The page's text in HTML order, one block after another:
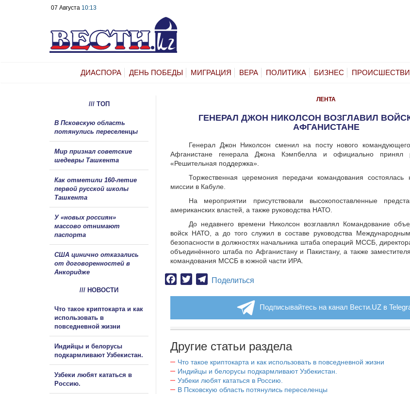
07 Августа 10:13
ДИАСПОРА ДЕНЬ ПОБЕДЫ МИГРАЦИЯ ВЕРА ПОЛИТИКА БИЗНЕС
ЛЕНТА
ГЕНЕРАЛ ДЖОН НИКОЛСОН ВОЗГЛАВИЛ
АФГАНИСТАНЕ
Генерал Джон Николсон сменил на посту нового
Афганистане генерала Джона Кэмпбелла и официально принял
«Решительная поддержка».
Торжественная церемония передачи командования состоялась
миссии в Кабуле.
На мероприятии присутствовали высокопоставленные
американских властей, а также руководства НАТО.
До недавнего времени Николсон возглавлял Командование
войск НАТО, а до того служил в составе руководства
безопасности в должностях начальника штаба операций МССБ,
объединённого штаба по Афганистану и Пакистану, а также
командования МССБ в южной части ИРА.
Facebook
TwitterTelegram
Поделиться
Подписывайтесь на канал Вести.UZ в
Другие статьи раздела
Что такое криптокарта и как использовать в повседневной жизни
Индийцы и белорусы подкармливают Узбекистан.
Узбеки любят кататься в Россию.
В Псковскую область потянулись переселенцы
/// ТОП
В Псковскую область
потянулись переселенцы
Мир признал советские
шедевры Ташкента
Как отметили 160-летие
первой русской школы
Ташкента
У «новых россиян»
массово отнимают
паспорта
США цинично отказались
от договоренностей в
Анкоридже
/// НОВОСТИ
Что такое криптокарта и как
использовать в
повседневной жизни
Индийцы и белорусы
подкармливают Узбекистан.
Узбеки любят кататься в
Россию.